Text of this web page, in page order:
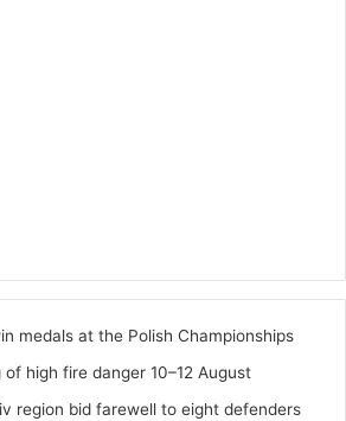
medals at the Polish Championships
high fire danger 10–12 August
region bid farewell to eight defenders